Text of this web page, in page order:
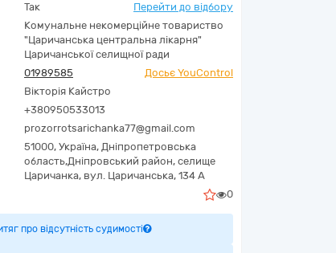
Так Перейти до відбору
Комунальне некомерційне товариство
"Царичанська центральна лікарня"
Царичанської селищної ради
01989585
Досьє YouControl
Вікторія Кайстро
+380950533013
prozorrotsarichanka77@gmail.com
51000, Україна, Дніпропетровська
область,Дніпровський район, селище
Царичанка, вул. Царичанська, 134 А
0
про відсутність судимості